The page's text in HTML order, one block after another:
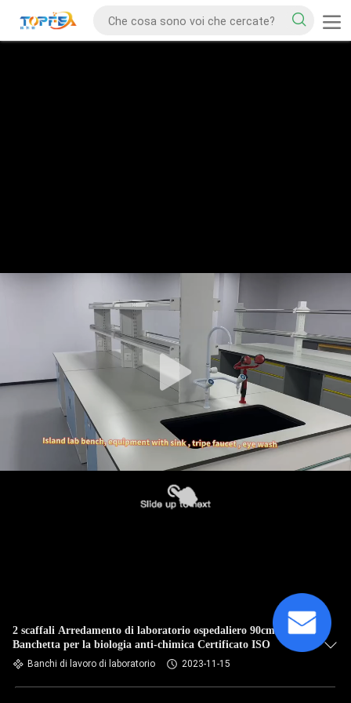
2 scaffali Arredamento di laboratorio ospedaliero 90cm
Banchetta per la biologia anti-chimica Certificato ISO
Banchi di lavoro di laboratorio 2023-11-15